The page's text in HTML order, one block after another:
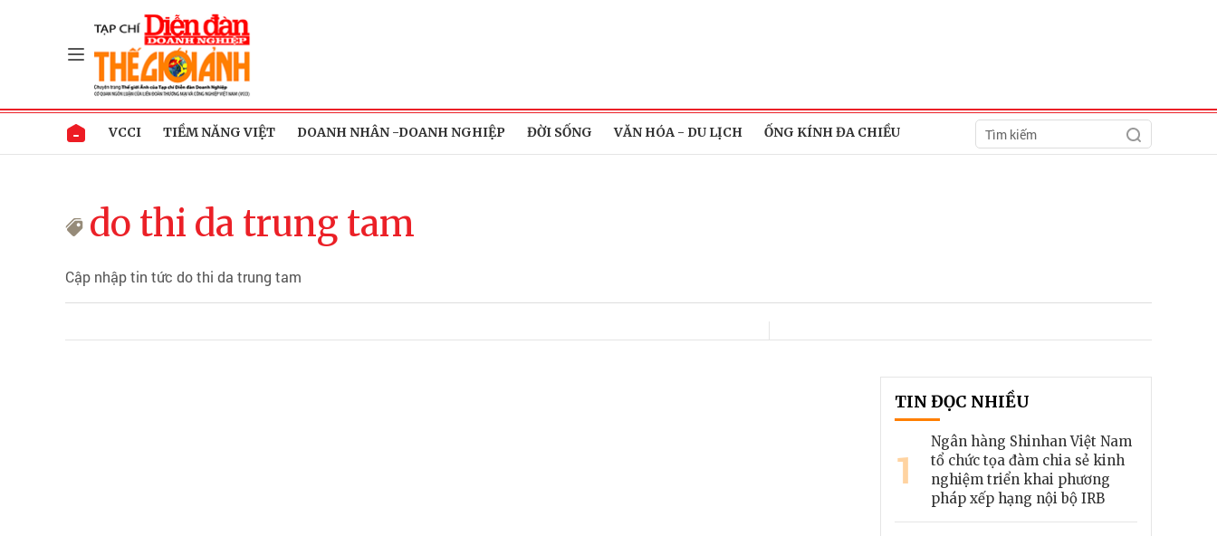
VCCI TIỀM NĂNG VIỆT DOANH NHÂN -DOANH NGHIỆP ĐỜI SỐNG VĂN HÓA - DU LỊCH ỐNG KÍNH ĐA CHIỀU
do thi da trung tam
Cập nhập tin tức do thi da trung tam
TIN ĐỌC NHIỀU
1
Ngân hàng Shinhan Việt Nam
tổ chức tọa đàm chia sẻ kinh
nghiệm triển khai phương
pháp xếp hạng nội bộ IRB